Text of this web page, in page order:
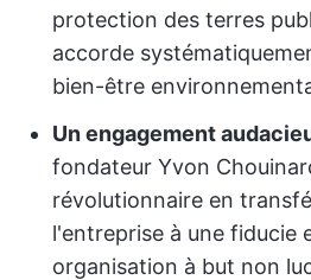
protection des terres
accorde
bien-être
Un engagement
fondateur Yvon
révolutionnaire en
l'entreprise à une fiducie
organisation à but non